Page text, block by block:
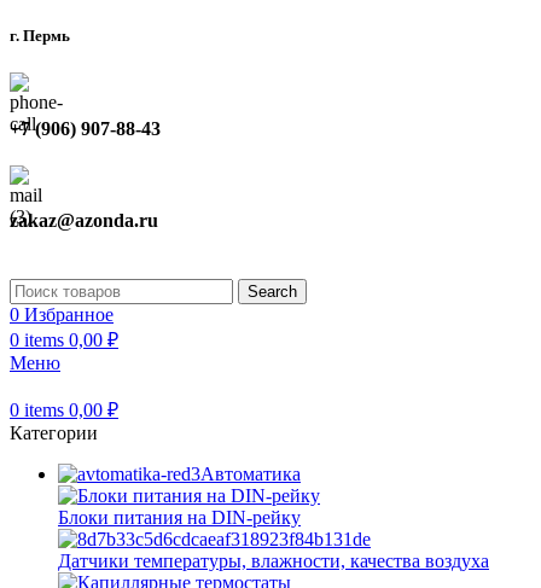
г. Пермь
+7 (906) 907-88-43
zakaz@azonda.ru
Search
0 Избранное
0 items 0,00 ₽
Меню
0 items 0,00 ₽
Категории
Автоматика
Блоки питания на DIN-рейку
Датчики температуры, влажности, качества воздуха